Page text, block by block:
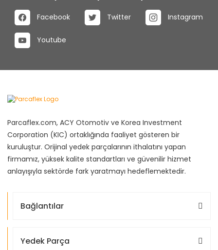
Facebook Twitter Instagram
Youtube
Parcaflex.com, ACY Otomotiv ve Korea Investment
Corporation (KIC) ortaklığında faaliyet gösteren bir
kuruluştur. Orijinal yedek parçalarının ithalatını yapan
firmamız, yüksek kalite standartları ve güvenilir hizmet
anlayışıyla sektörde fark yaratmayı hedeflemektedir.
Bağlantılar
Yedek Parça